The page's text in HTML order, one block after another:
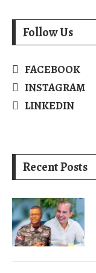
Follow Us
FACEBOOK
INSTAGRAM
LINKEDIN
Recent Posts